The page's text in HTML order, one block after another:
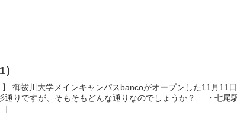
御祓川大学メインキャンパスbancoがオープンした11月11
通りですが、そもそもどんな通りなのでしょうか？ ・七尾
]